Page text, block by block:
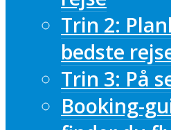
Trin 2:
bedste
Trin 3: På
Booking-